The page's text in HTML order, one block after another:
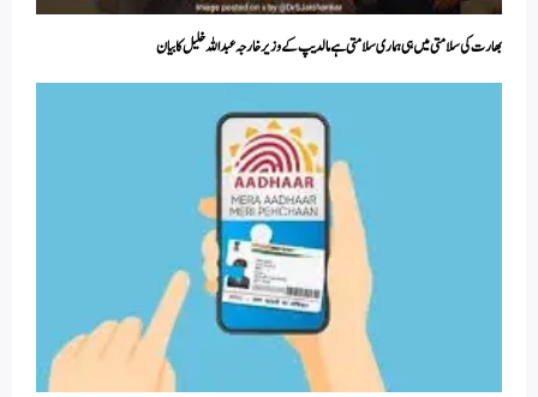
بھارت کی سلامتی میں ہی ہماری سلامتی ہے مالدیپ کے وزیر خارجہ عبداللہ خلیل کا بیان